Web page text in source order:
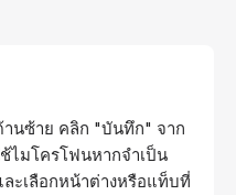
านซ้าย คลิก "บันทึก" จาก
ไมโครโฟนหากจำเป็น
ะเลือกหน้าต่างหรือแท็บที่